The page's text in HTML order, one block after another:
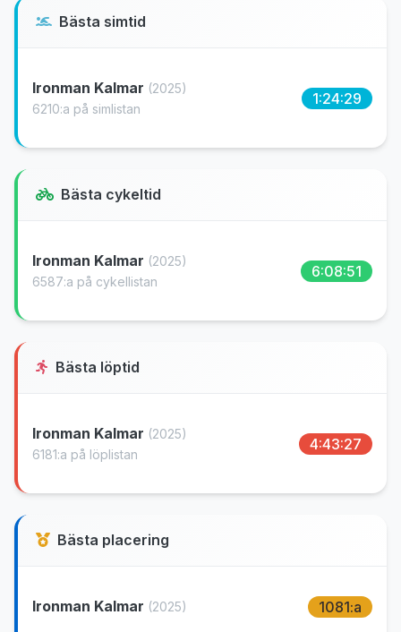
Bästa simtid
Ironman Kalmar (2025)
6210:a på simlistan
1:24:29
Bästa cykeltid
Ironman Kalmar (2025)
6587:a på cykellistan
6:08:51
Bästa löptid
Ironman Kalmar (2025)
6181:a på löplistan
4:43:27
Bästa placering
Ironman Kalmar (2025) 1081:a